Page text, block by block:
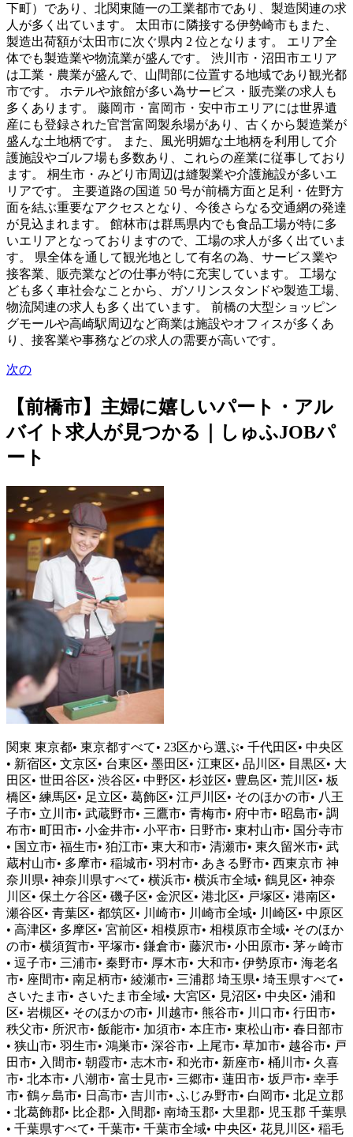
下町）であり、北関東随一の工業都市であり、製造関連の求
人が多く出ています。 太田市に隣接する伊勢崎市もまた、
製造出荷額が太田市に次ぐ県内 2 位となります。 エリア全
体でも製造業や物流業が盛んです。 渋川市・沼田市エリア
は工業・農業が盛んで、山間部に位置する地域であり観光都
市です。 ホテルや旅館が多い為サービス・販売業の求人も
多くあります。 藤岡市・富岡市・安中市エリアには世界遺
産にも登録された官営富岡製糸場があり、古くから製造業が
盛んな土地柄です。 また、風光明媚な土地柄を利用して介
護施設やゴルフ場も多数あり、これらの産業に従事しており
ます。 桐生市・みどり市周辺は縫製業や介護施設が多いエ
リアです。 主要道路の国道 50 号が前橋方面と足利・佐野方
面を結ぶ重要なアクセスとなり、今後さらなる交通網の発達
が見込まれます。 館林市は群馬県内でも食品工場が特に多
いエリアとなっておりますので、工場の求人が多く出ていま
す。 県全体を通して観光地として有名の為、サービス業や
接客業、販売業などの仕事が特に充実しています。 工場な
ども多く車社会なことから、ガソリンスタンドや製造工場、
物流関連の求人も多く出ています。 前橋の大型ショッピン
グモールや高崎駅周辺など商業は施設やオフィスが多くあ
り、接客業や事務などの求人の需要が高いです。
次の
【前橋市】主婦に嬉しいパート・アル
バイト求人が見つかる｜しゅふJOBパ
ート
関東 東京都• 東京都すべて• 23区から選ぶ• 千代田区• 中央区
• 新宿区• 文京区• 台東区• 墨田区• 江東区• 品川区• 目黒区• 大
田区• 世田谷区• 渋谷区• 中野区• 杉並区• 豊島区• 荒川区• 板
橋区• 練馬区• 足立区• 葛飾区• 江戸川区• そのほかの市• 八王
子市• 立川市• 武蔵野市• 三鷹市• 青梅市• 府中市• 昭島市• 調
布市• 町田市• 小金井市• 小平市• 日野市• 東村山市• 国分寺市
• 国立市• 福生市• 狛江市• 東大和市• 清瀬市• 東久留米市• 武
蔵村山市• 多摩市• 稲城市• 羽村市• あきる野市• 西東京市 神
奈川県• 神奈川県すべて• 横浜市• 横浜市全域• 鶴見区• 神奈
川区• 保土ケ谷区• 磯子区• 金沢区• 港北区• 戸塚区• 港南区•
瀬谷区• 青葉区• 都筑区• 川崎市• 川崎市全域• 川崎区• 中原区
• 高津区• 多摩区• 宮前区• 相模原市• 相模原市全域• そのほか
の市• 横須賀市• 平塚市• 鎌倉市• 藤沢市• 小田原市• 茅ヶ崎市
• 逗子市• 三浦市• 秦野市• 厚木市• 大和市• 伊勢原市• 海老名
市• 座間市• 南足柄市• 綾瀬市• 三浦郡 埼玉県• 埼玉県すべて•
さいたま市• さいたま市全域• 大宮区• 見沼区• 中央区• 浦和
区• 岩槻区• そのほかの市• 川越市• 熊谷市• 川口市• 行田市•
秩父市• 所沢市• 飯能市• 加須市• 本庄市• 東松山市• 春日部市
• 狭山市• 羽生市• 鴻巣市• 深谷市• 上尾市• 草加市• 越谷市• 戸
田市• 入間市• 朝霞市• 志木市• 和光市• 新座市• 桶川市• 久喜
市• 北本市• 八潮市• 富士見市• 三郷市• 蓮田市• 坂戸市• 幸手
市• 鶴ヶ島市• 日高市• 吉川市• ふじみ野市• 白岡市• 北足立郡
• 北葛飾郡• 比企郡• 入間郡• 南埼玉郡• 大里郡• 児玉郡 千葉県
• 千葉県すべて• 千葉市• 千葉市全域• 中央区• 花見川区• 稲毛